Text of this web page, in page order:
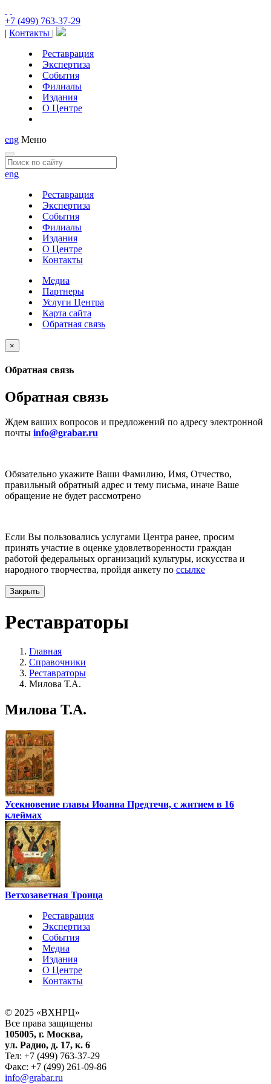
+7 (499) 763-37-29
| Контакты |
Реставрация
Экспертиза
События
Филиалы
Издания
О Центре
eng Меню
eng
Реставрация
Экспертиза
События
Филиалы
Издания
О Центре
Контакты
Медиа
Партнеры
Услуги Центра
Карта сайта
Обратная связь
×
Обратная связь
Обратная связь
Ждем ваших вопросов и предложений по адресу электронной
почты info@grabar.ru
Обязательно укажите Ваши Фамилию, Имя, Отчество,
правильный обратный адрес и тему письма, иначе Ваше
обращение не будет рассмотрено
Если Вы пользовались услугами Центра ранее, просим
принять участие в оценке удовлетворенности граждан
работой федеральных организаций культуры, искусства и
народного творчества, пройдя анкету по ссылке
Закрыть
Реставраторы
Главная
Справочники
Реставраторы
Милова Т.А.
Милова Т.А.
Усекновение главы Иоанна Предтечи, с житием в 16
клеймах
Ветхозаветная Троица
Реставрация
Экспертиза
События
Медиа
Издания
О Центре
Контакты
© 2025 «ВХНРЦ»
Все права защищены
105005, г. Москва,
ул. Радио, д. 17, к. 6
Тел: +7 (499) 763-37-29
Факс: +7 (499) 261-09-86
info@grabar.ru